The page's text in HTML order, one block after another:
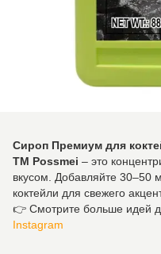
Сироп Премиум для
ТМ Possmei – это
вкусом. Добавляйте 30–50
коктейли для свежего
👉 Смотрите больше идей
Instagram